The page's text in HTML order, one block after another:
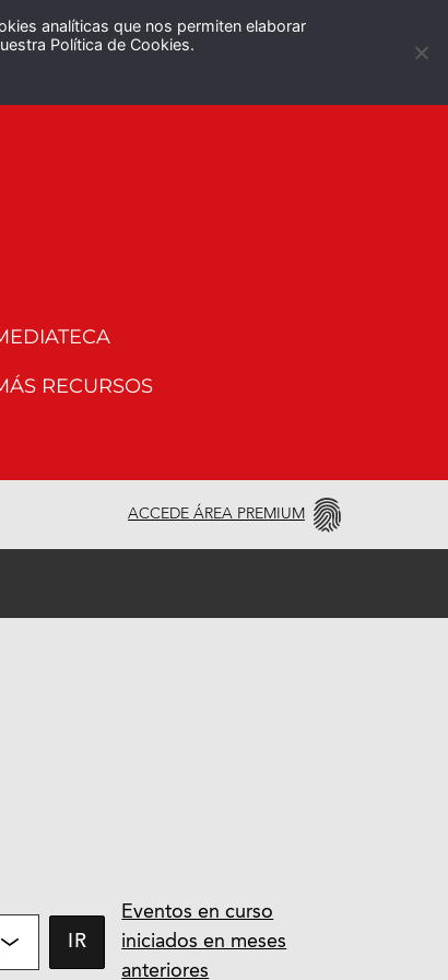
analíticas que nos permiten elaborar
Política de Cookies.
Español English
RECURSOS
ACCEDE ÁREA PREMIUM
IR
Eventos en curso
iniciados en meses
anteriores